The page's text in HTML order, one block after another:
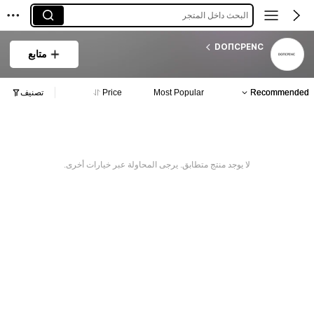
البحث داخل المتجر
DOПCPENC
متابع
Recommended
Most Popular
Price تصنيف
لا يوجد منتج متطابق. يرجى المحاولة عبر خيارات أخرى.